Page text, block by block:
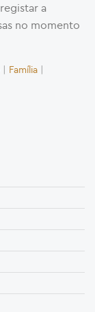
a
no momento
| Família |